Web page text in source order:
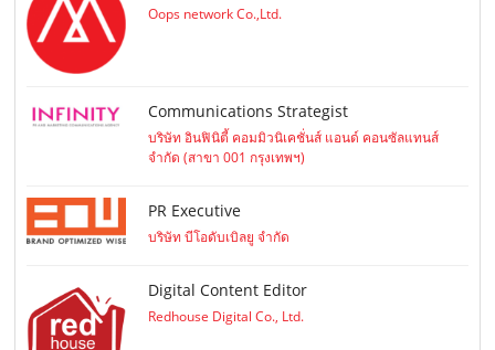
Oops network Co.,Ltd.
Communications Strategist
บริษัท อินฟินิตี้ คอมมิวนิเคชั่นส์ แอนด์ คอนซัลแทนส์
จำกัด (สาขา 001 กรุงเทพฯ)
PR Executive
บริษัท บีโอดับเบิลยู จำกัด
Digital Content Editor
Redhouse Digital Co., Ltd.